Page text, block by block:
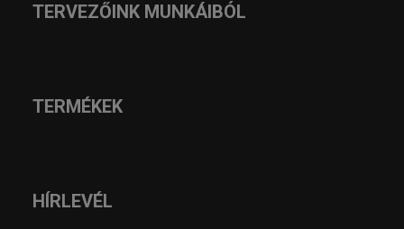
TERVEZŐINK MUNKÁIBÓL
TERMÉKEK
HÍRLEVÉL